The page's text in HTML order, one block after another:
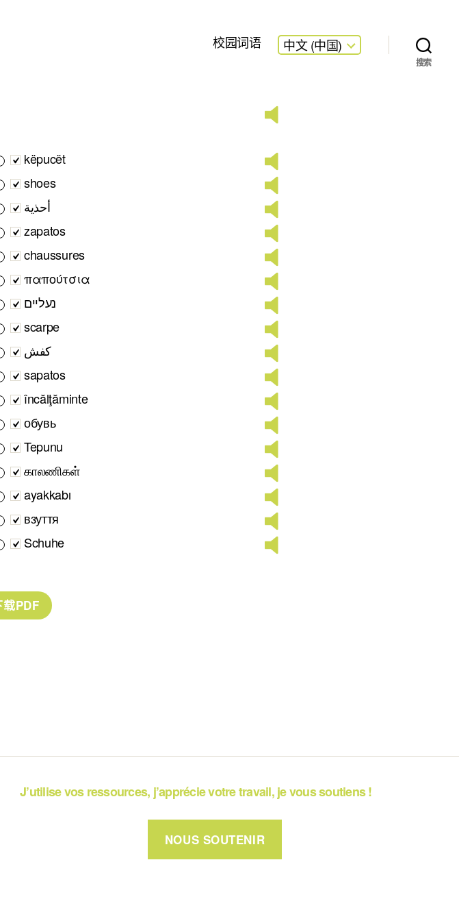
校园词语 中文 (中国)
搜索
këpucët
shoes
أحذية
zapatos
chaussures
παπούτσια
נעליים
scarpe
کفش
sapatos
încălţăminte
обувь
Tepunu
காலணிகள்
ayakkabı
взуття
Schuhe
J’utilise vos ressources, j’apprécie votre travail, je vous soutiens !
NOUS SOUTENIR